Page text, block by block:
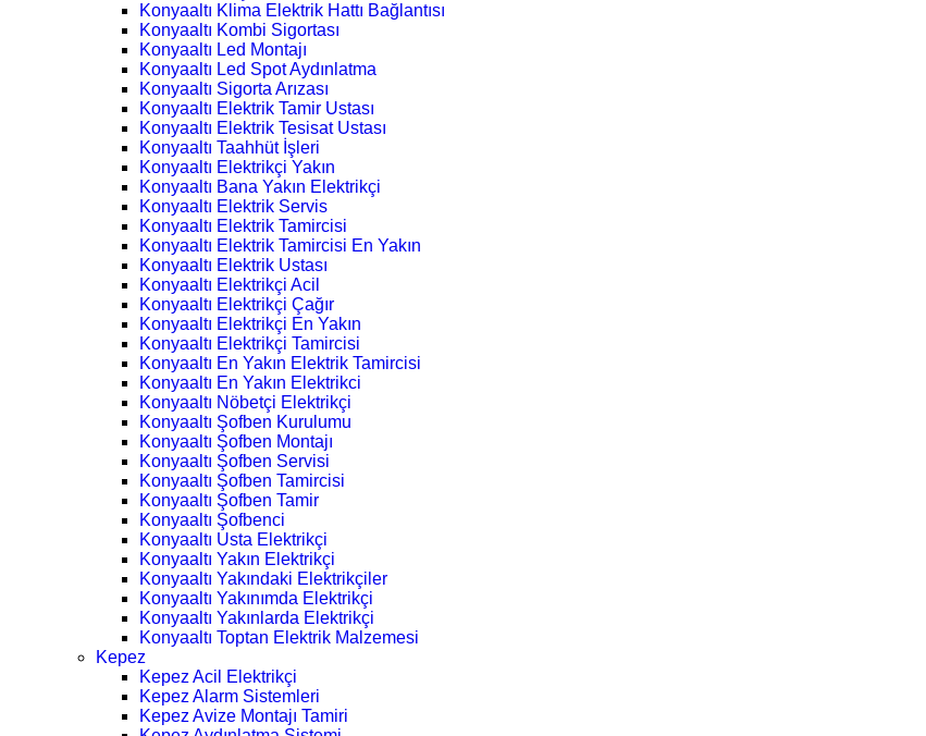
Konyaaltı Klima Elektrik Hattı Bağlantısı
Konyaaltı Kombi Sigortası
Konyaaltı Led Montajı
Konyaaltı Led Spot Aydınlatma
Konyaaltı Sigorta Arızası
Konyaaltı Elektrik Tamir Ustası
Konyaaltı Elektrik Tesisat Ustası
Konyaaltı Taahhüt İşleri
Konyaaltı Elektrikçi Yakın
Konyaaltı Bana Yakın Elektrikçi
Konyaaltı Elektrik Servis
Konyaaltı Elektrik Tamircisi
Konyaaltı Elektrik Tamircisi En Yakın
Konyaaltı Elektrik Ustası
Konyaaltı Elektrikçi Acil
Konyaaltı Elektrikçi Çağır
Konyaaltı Elektrikçi En Yakın
Konyaaltı Elektrikçi Tamircisi
Konyaaltı En Yakın Elektrik Tamircisi
Konyaaltı En Yakın Elektrikci
Konyaaltı Nöbetçi Elektrikçi
Konyaaltı Şofben Kurulumu
Konyaaltı Şofben Montajı
Konyaaltı Şofben Servisi
Konyaaltı Şofben Tamircisi
Konyaaltı Şofben Tamir
Konyaaltı Şofbenci
Konyaaltı Usta Elektrikçi
Konyaaltı Yakın Elektrikçi
Konyaaltı Yakındaki Elektrikçiler
Konyaaltı Yakınımda Elektrikçi
Konyaaltı Yakınlarda Elektrikçi
Konyaaltı Toptan Elektrik Malzemesi
Kepez
Kepez Acil Elektrikçi
Kepez Alarm Sistemleri
Kepez Avize Montajı Tamiri